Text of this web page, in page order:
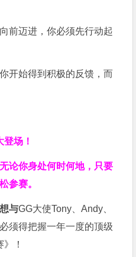
前迈进，你必须先行动起
开始得到积极的反馈，而
登场！
论你身处何时何地，只要
参赛。
与GG大使Tony、Andy、
须得把握一年一度的顶级
！